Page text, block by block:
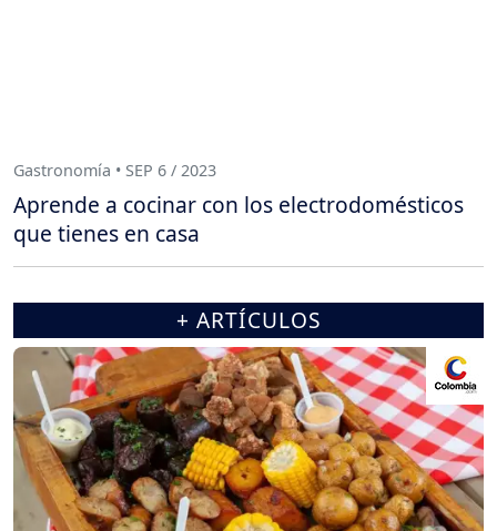
Gastronomía • SEP 6 / 2023
Aprende a cocinar con los electrodomésticos
que tienes en casa
+ ARTÍCULOS